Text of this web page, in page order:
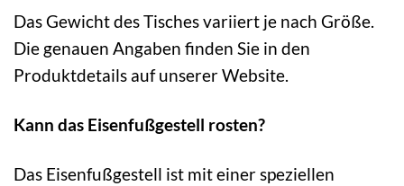
Das Gewicht des Tisches variiert je nach Größe.
Die genauen Angaben finden Sie in den
Produktdetails auf unserer Website.
Kann das Eisenfußgestell rosten?
Das Eisenfußgestell ist mit einer speziellen